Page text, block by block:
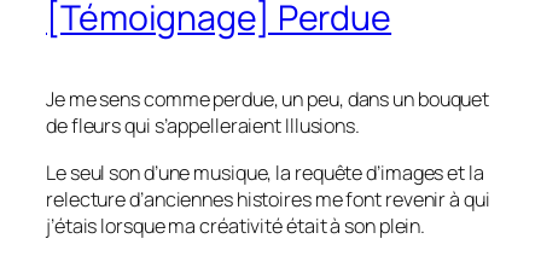
[Témoignage] Perdue
Je me sens comme perdue, un peu, dans un bouquet
de fleurs qui s’appelleraient Illusions.
Le seul son d’une musique, la requête d’images et la
relecture d’anciennes histoires me font revenir à qui
j’étais lorsque ma créativité était à son plein.